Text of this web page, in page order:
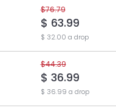
$76.79
$ 63.99
$ 32.00 a drop
$44.39
$ 36.99
$ 36.99 a drop